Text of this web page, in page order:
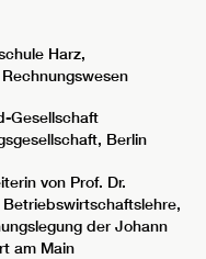
Harz,
Gesellschaft
Berlin
von Prof. Dr.
der Johann
am Main